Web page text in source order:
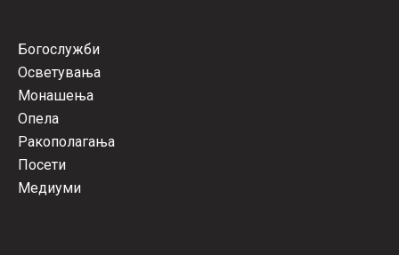
Богослужби
Осветувања
Монашења
Опела
Ракополагања
Посети
Медиуми